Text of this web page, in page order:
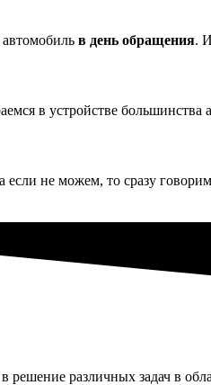
в день обращения.
в устройстве большинства
если не можем, то сразу
различных задач в